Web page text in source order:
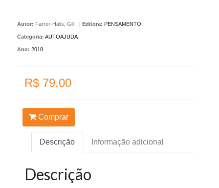
Autor: Farrer-Halls, Gill | Editora: PENSAMENTO
Categoria: AUTOAJUDA
Ano: 2018
R$ 79,00
Comprar
Descrição Informação adicional
Descrição